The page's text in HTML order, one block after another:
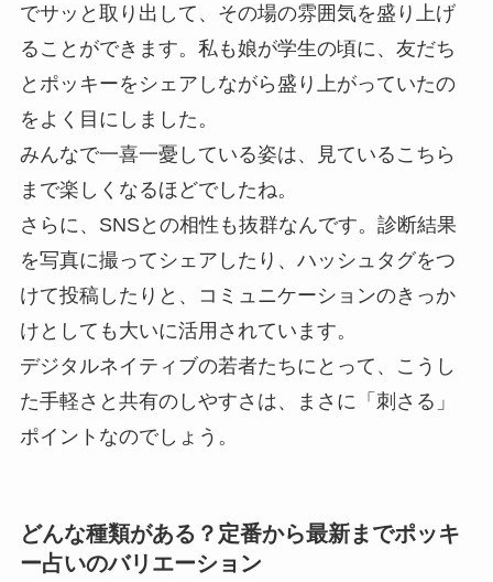
でサッと取り出して、その場の雰囲気を盛り上げ
ることができます。私も娘が学生の頃に、友だち
とポッキーをシェアしながら盛り上がっていたの
をよく目にしました。
みんなで一喜一憂している姿は、見ているこちら
まで楽しくなるほどでしたね。
さらに、SNSとの相性も抜群なんです。診断結果
を写真に撮ってシェアしたり、ハッシュタグをつ
けて投稿したりと、コミュニケーションのきっか
けとしても大いに活用されています。
デジタルネイティブの若者たちにとって、こうし
た手軽さと共有のしやすさは、まさに「刺さる」
ポイントなのでしょう。
どんな種類がある？定番から最新までポッキ
ー占いのバリエーション